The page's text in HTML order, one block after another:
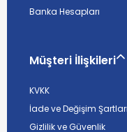
Banka Hesapları
Müşteri İlişkileri
KVKK
İade ve Değişim Şartları
Gizlilik ve Güvenlik